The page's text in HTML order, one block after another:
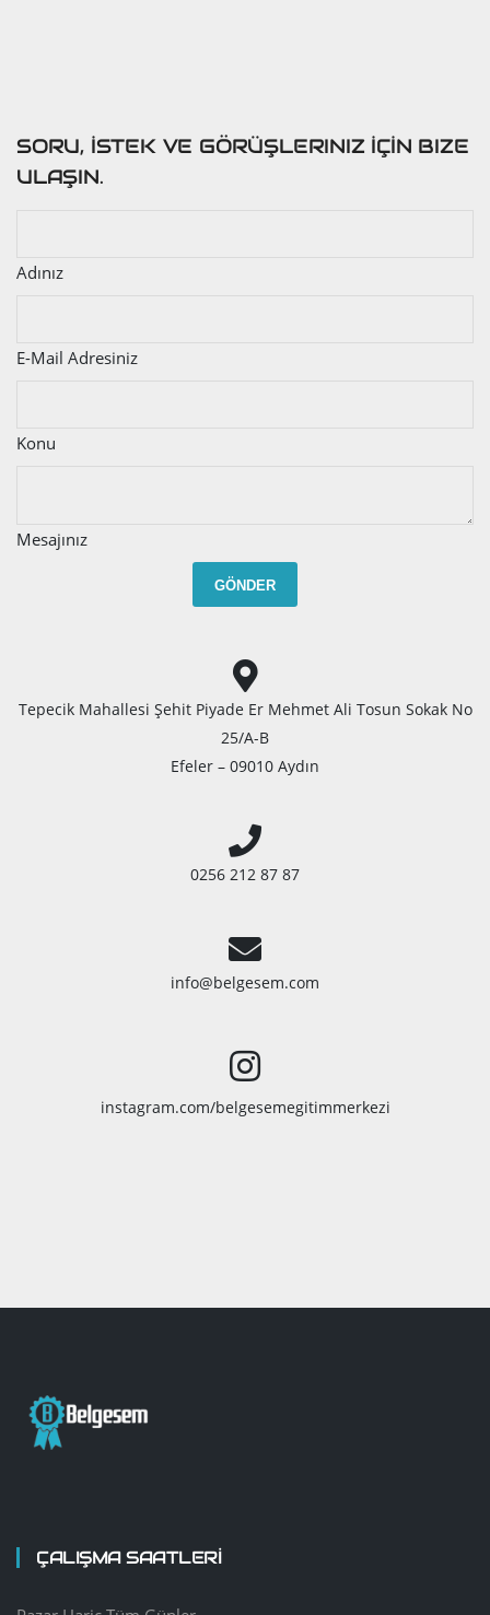
SORU, İSTEK VE GÖRÜŞLERINIZ İÇİN BIZE
ULAŞIN.
Adınız
E-Mail Adresiniz
Konu
Mesajınız
GÖNDER
Tepecik Mahallesi Şehit Piyade Er Mehmet Ali Tosun Sokak No
25/A-B
Efeler – 09010 Aydın
0256 212 87 87
info@belgesem.com
instagram.com/belgesemegitimmerkezi
ÇALIŞMA SAATLERİ